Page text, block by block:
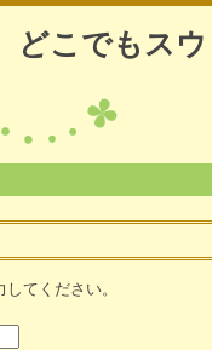
どこでもス
てください。